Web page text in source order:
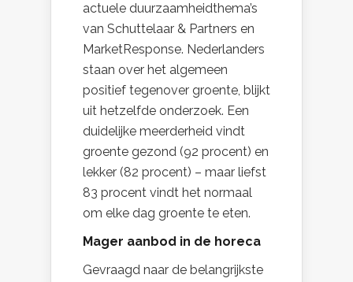
actuele duurzaamheidthema’s
van Schuttelaar & Partners en
MarketResponse. Nederlanders
staan over het algemeen
positief tegenover groente, blijkt
uit hetzelfde onderzoek. Een
duidelijke meerderheid vindt
groente gezond (92 procent) en
lekker (82 procent) – maar liefst
83 procent vindt het normaal
om elke dag groente te eten.
Mager aanbod in de horeca
Gevraagd naar de belangrijkste